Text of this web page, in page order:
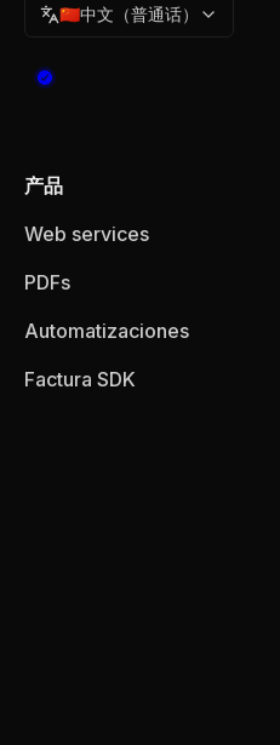
🇨🇳中文（普通话）
产品
Web services
PDFs
Automatizaciones
Factura SDK